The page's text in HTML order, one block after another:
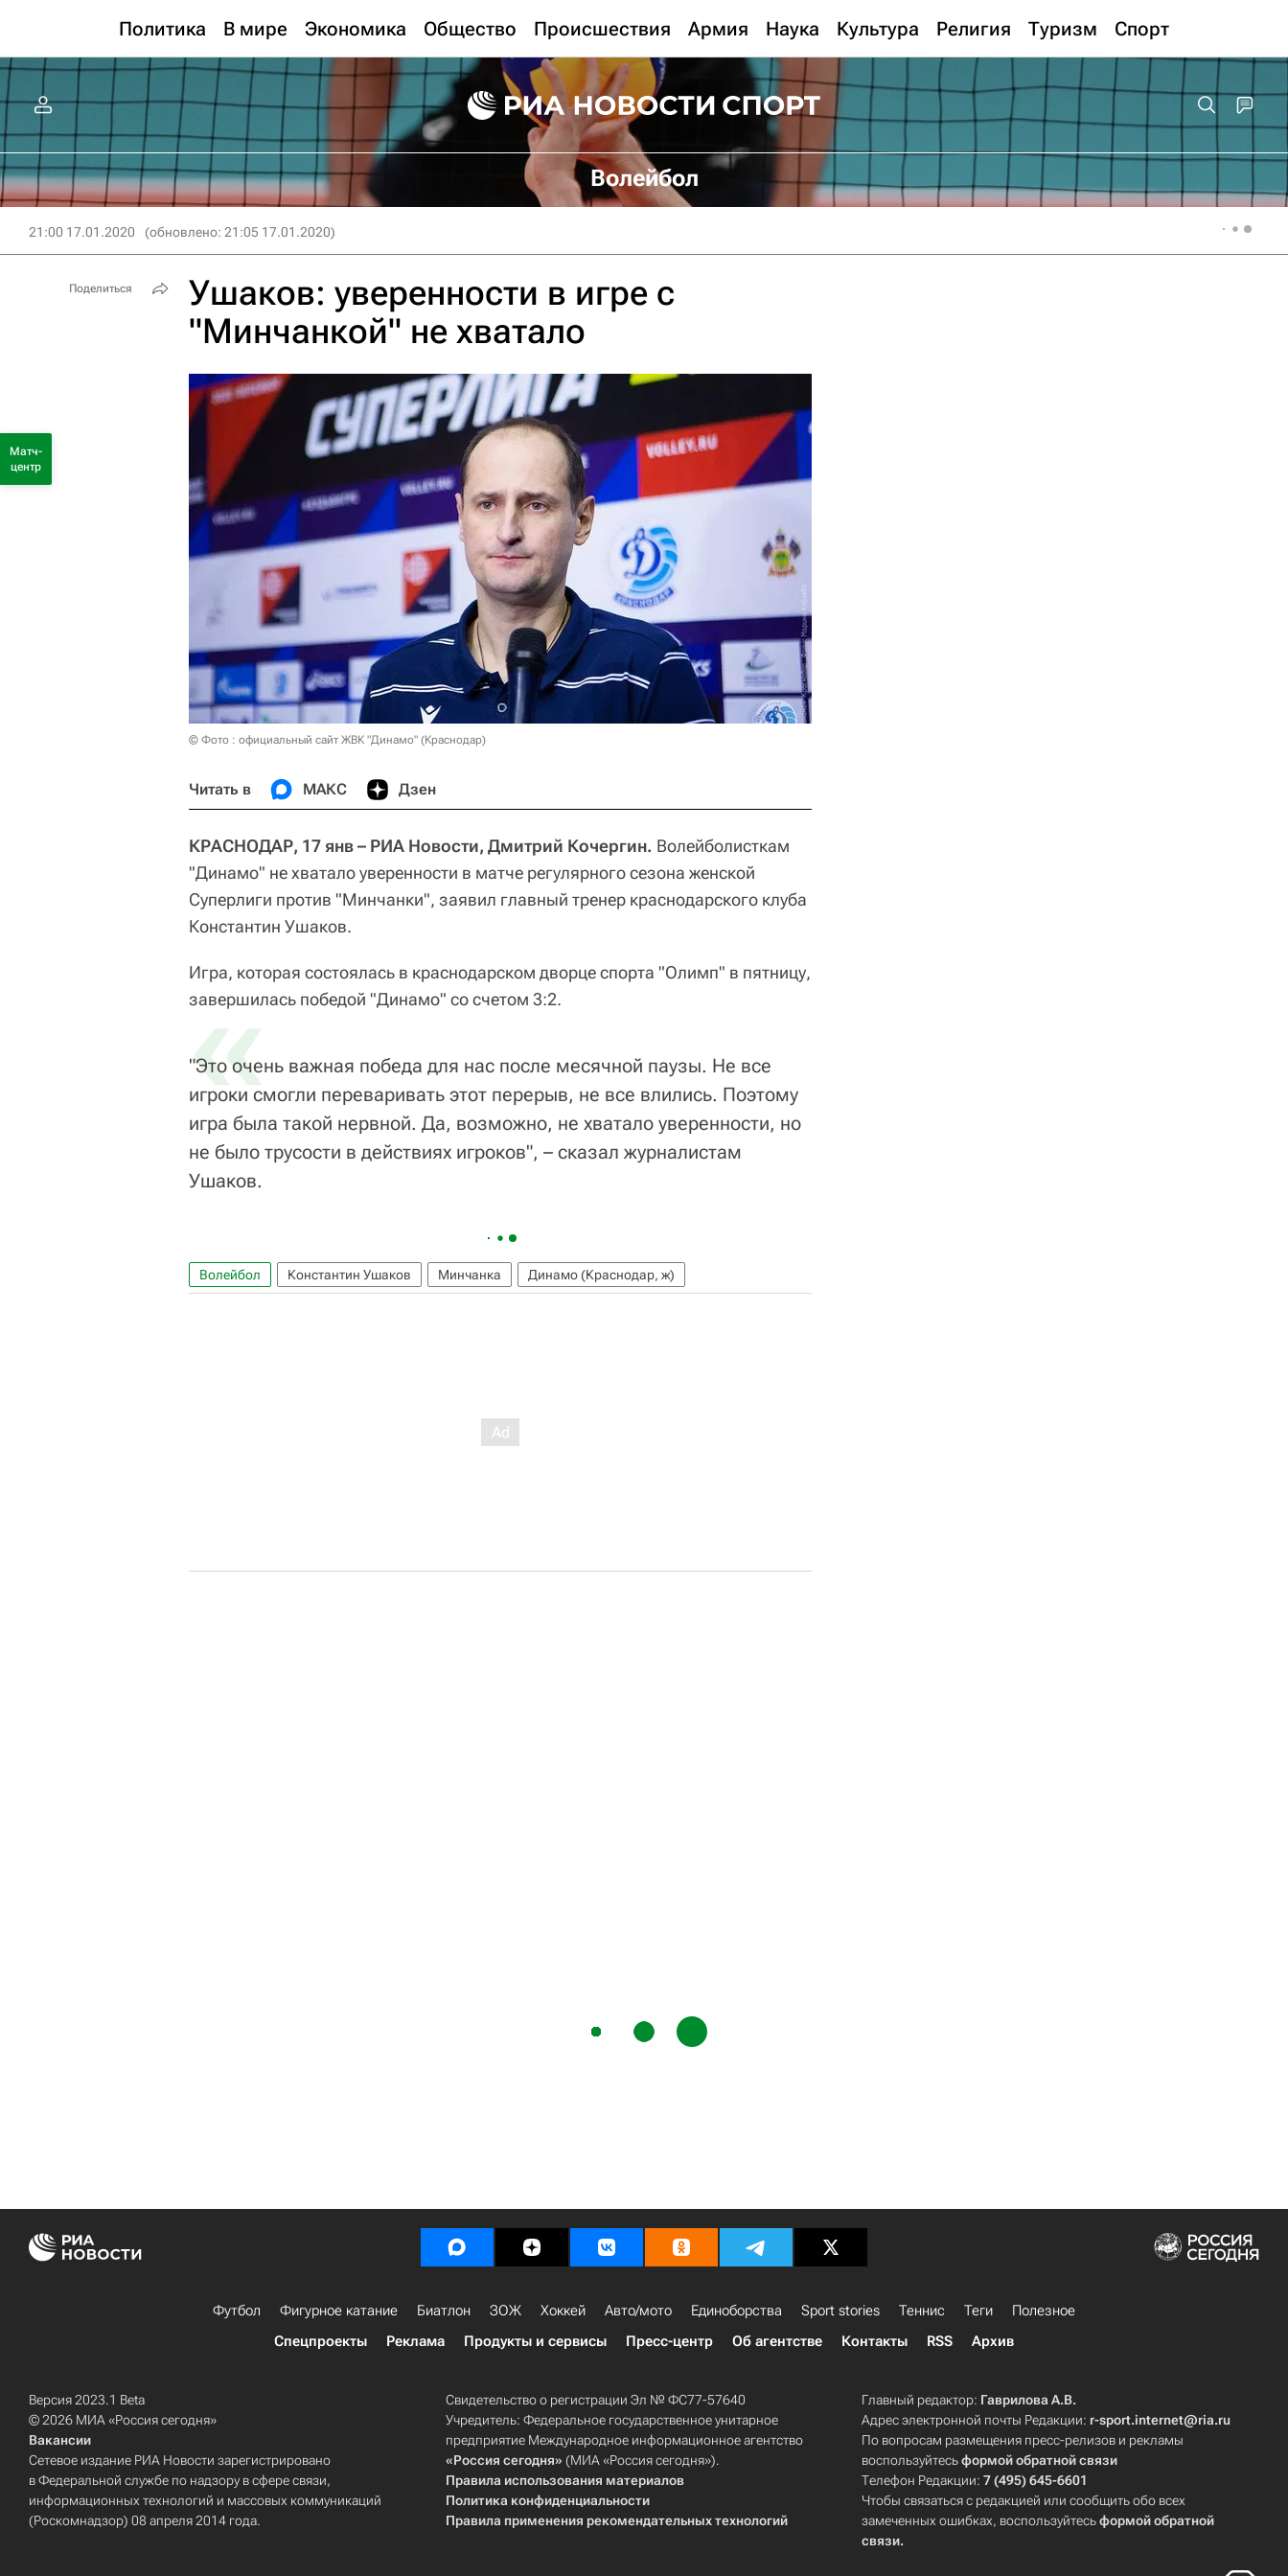
Политика В мире Экономика Общество Происшествия Армия Наука Культура Религия Туризм Спорт
Волейбол
21:00 17.01.2020 (обновлено: 21:05 17.01.2020)
Ушаков: уверенности в игре с
"Минчанкой" не хватало
© Фото : официальный сайт ЖВК "Динамо" (Краснодар)
Читать в МАКС Дзен
КРАСНОДАР, 17 янв – РИА Новости, Дмитрий Кочергин. Волейболисткам
"Динамо" не хватало уверенности в матче регулярного сезона женской
Суперлиги против "Минчанки", заявил главный тренер краснодарского клуба
Константин Ушаков.
Игра, которая состоялась в краснодарском дворце спорта "Олимп" в пятницу,
завершилась победой "Динамо" со счетом 3:2.
«
"Это очень важная победа для нас после месячной паузы. Не все
игроки смогли переваривать этот перерыв, не все влились. Поэтому
игра была такой нервной. Да, возможно, не хватало уверенности, но
не было трусости в действиях игроков", – сказал журналистам
Ушаков.
Волейбол Константин Ушаков Минчанка Динамо (Краснодар, ж)
Поделиться
Матч-
центр
Футбол Фигурное катание Биатлон ЗОЖ Хоккей Авто/мото Единоборства Sport stories Теннис Теги
Полезное
Спецпроекты
Реклама Продукты и сервисы Пресс-центр Об агентстве Контакты RSS Архив
Версия 2023.1 Beta
© 2026 МИА «Россия сегодня»
Вакансии
Сетевое издание РИА Новости зарегистрировано
в Федеральной службе по надзору в сфере связи,
информационных технологий и массовых коммуникаций
(Роскомнадзор) 08 апреля 2014 года.
Свидетельство о регистрации Эл № ФС77-57640
Учредитель: Федеральное государственное унитарное
предприятие Международное информационное агентство
«Россия сегодня» (МИА «Россия сегодня»).
Правила использования материалов
Политика конфиденциальности
Правила применения рекомендательных технологий
Главный редактор: Гаврилова А.В.
Адрес электронной почты Редакции: r-sport.internet@ria.ru
По вопросам размещения пресс-релизов и рекламы
воспользуйтесьформой обратной связи
Телефон Редакции:7 (495) 645-6601
Чтобы связаться с редакцией или сообщить обо всех
замеченных ошибках, воспользуйтесьформой обратной
связи.